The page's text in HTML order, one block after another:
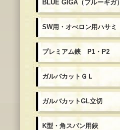
BLUE GIGA（ブルーギガ）
SW用・オべロン用ハサミ
プレミアム鋏 P1・P2
ガルバカットＧＬ
ガルバカットGL立切
K型・角スパン用鋏